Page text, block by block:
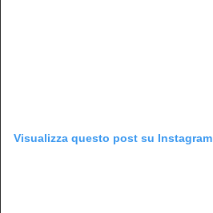
Visualizza questo post su Instagram